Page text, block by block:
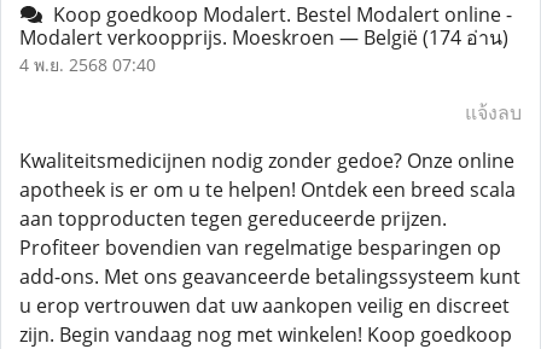
Koop goedkoop Modalert. Bestel Modalert online -
Modalert verkoopprijs. Moeskroen — België(174 อ่าน)
4 พ.ย. 2568 07:40
แจ้งลบ
Kwaliteitsmedicijnen nodig zonder gedoe? Onze online
apotheek is er om u te helpen! Ontdek een breed scala
aan topproducten tegen gereduceerde prijzen.
Profiteer bovendien van regelmatige besparingen op
add-ons. Met ons geavanceerde betalingssysteem kunt
u erop vertrouwen dat uw aankopen veilig en discreet
zijn. Begin vandaag nog met winkelen! Koop goedkoop